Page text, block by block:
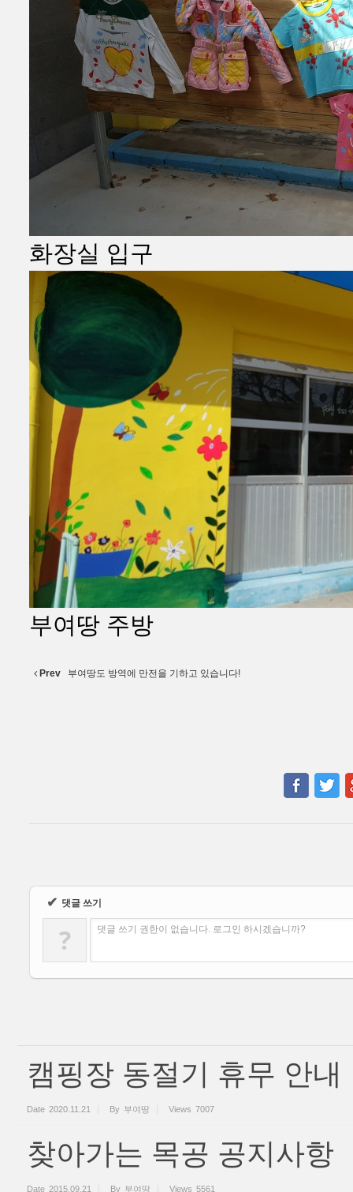
화장실 입구
부여땅 주방
Prev 부여땅도 방역에 만전을 기하고 있습니다!
✔ 댓글 쓰기
? 댓글 쓰기 권한이 없습니다. 로그인 하시겠습니까?
캠핑장 동절기 휴무 안내
Date 2020.11.21 By 부여땅 Views 7007
찾아가는 목공 공지사항
Date 2015.09.21 By 부여땅 Views 5561